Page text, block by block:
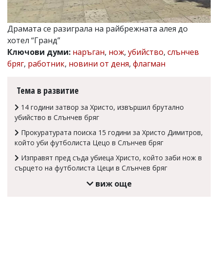
Главен
редактор:
Иван
Колев,
email:
office@flagman.bg
Коментарите
читателите
редакцията
носи
отговорност
Драмата се разиграла на райбрежната алея до
хотел “Гранд”
Ключови думи: наръган, нож, убийство, слънчев
бряг, работник, новини от деня, флагман
Тема в развитие
14 години затвор за Христо, извършил брутално
убийство в Слънчев бряг
Прокуратурата поиска 15 години за Христо Димитров,
който уби футболиста Цецо в Слънчев бряг
Изправят пред съда убиеца Христо, който заби нож в
сърцето на футболиста Цеци в Слънчев бряг
виж още